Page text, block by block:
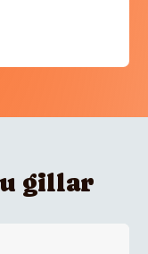
gillar